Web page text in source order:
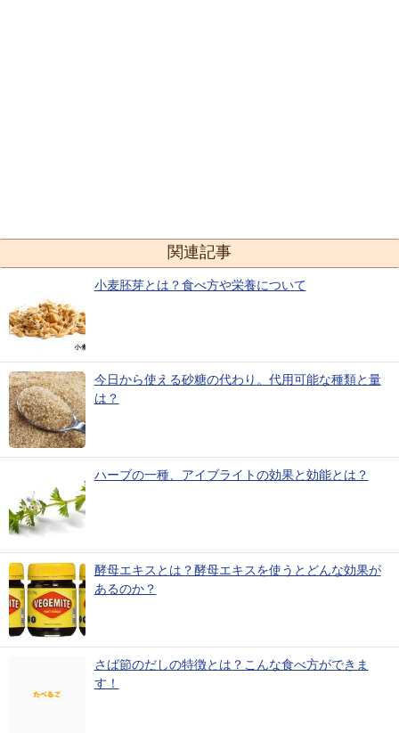
関連記事
小麦胚芽とは？食べ方や栄養について
今日から使える砂糖の代わり。代用可能な種類と量
は？
ハーブの一種、アイブライトの効果と効能とは？
酵母エキスとは？酵母エキスを使うとどんな効果が
あるのか？
さば節のだしの特徴とは？こんな食べ方ができま
す！